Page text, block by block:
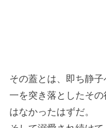
その蓋とは、即ち静
一を突き落としたそ
はなかったはずだ。